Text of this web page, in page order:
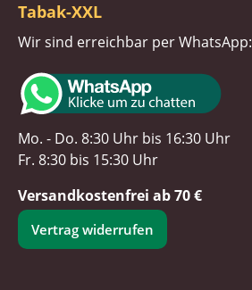
Tabak-XXL
Wir sind erreichbar per WhatsApp:
Mo. - Do. 8:30 Uhr bis 16:30 Uhr
Fr. 8:30 bis 15:30 Uhr
Versandkostenfrei ab 70 €
Vertrag widerrufen